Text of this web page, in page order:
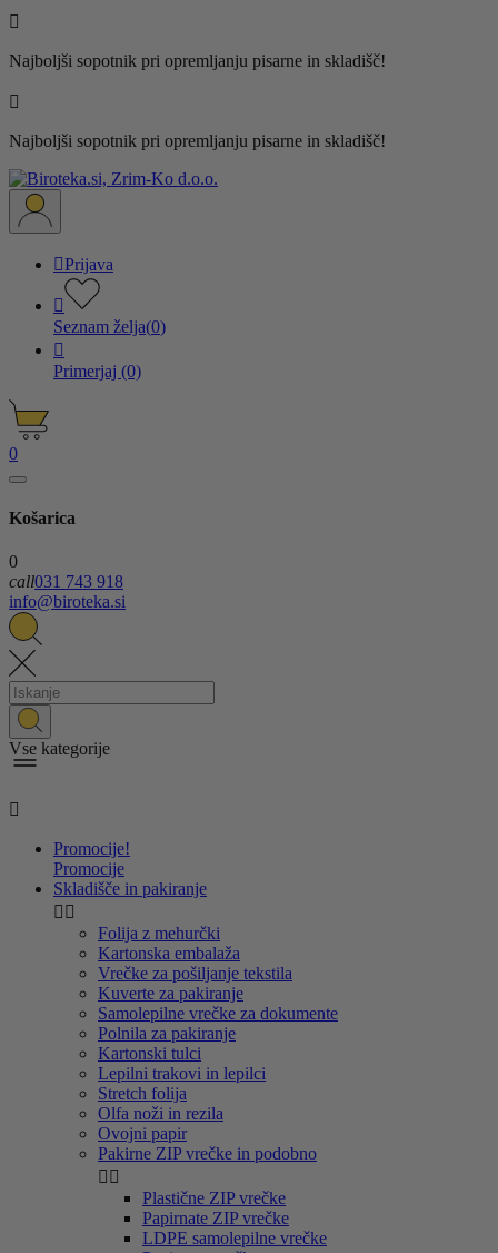

Najboljši sopotnik pri opremljanju pisarne in skladišč!

Najboljši sopotnik pri opremljanju pisarne in skladišč!
Prijava

Seznam želja(0)

Primerjaj (0)
0
Košarica
0
call031 743 918
info@biroteka.si
Vse kategorije

Promocije!
Promocije
Skladišče in pakiranje
 
Folija z mehurčki
Kartonska embalaža
Vrečke za pošiljanje tekstila
Kuverte za pakiranje
Samolepilne vrečke za dokumente
Polnila za pakiranje
Kartonski tulci
Lepilni trakovi in lepilci
Stretch folija
Olfa noži in rezila
Ovojni papir
Pakirne ZIP vrečke in podobno
 
Plastične ZIP vrečke
Papirnate ZIP vrečke
LDPE samolepilne vrečke